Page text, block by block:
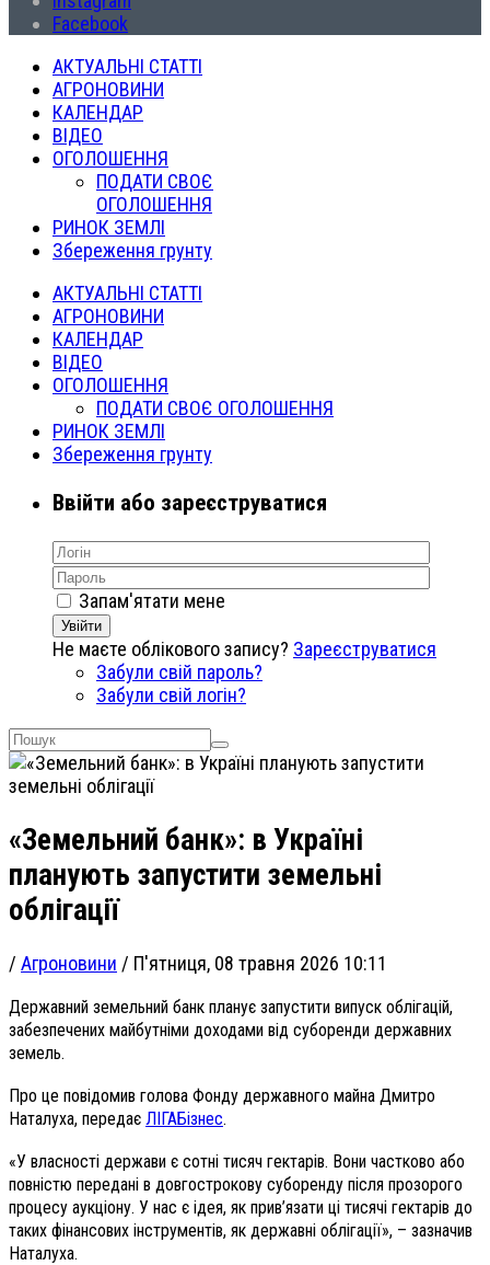
Facebook
АКТУАЛЬНІ СТАТТІ
АГРОНОВИНИ
КАЛЕНДАР
ВІДЕО
ОГОЛОШЕННЯ
ПОДАТИ СВОЄ
ОГОЛОШЕННЯ
РИНОК ЗЕМЛІ
Збереження грунту
АКТУАЛЬНІ СТАТТІ
АГРОНОВИНИ
КАЛЕНДАР
ВІДЕО
ОГОЛОШЕННЯ
ПОДАТИ СВОЄ ОГОЛОШЕННЯ
РИНОК ЗЕМЛІ
Збереження грунту
Ввійти або зареєструватися
Запам'ятати мене
Увійти
Не маєте облікового запису? Зареєструватися
Забули свій пароль?
Забули свій логін?
«Земельний банк»: в Україні
планують запустити земельні
облігації
/ Агроновини / П'ятниця, 08 травня 2026 10:11
Державний земельний банк планує запустити випуск облігацій,
забезпечених майбутніми доходами від суборенди державних
земель.
Про це повідомив голова Фонду державного майна Дмитро
Наталуха, передає ЛІГАБізнес.
«У власності держави є сотні тисяч гектарів. Вони частково або
повністю передані в довгострокову суборенду після прозорого
процесу аукціону. У нас є ідея, як прив’язати ці тисячі гектарів до
таких фінансових інструментів, як державні облігації», – зазначив
Наталуха.